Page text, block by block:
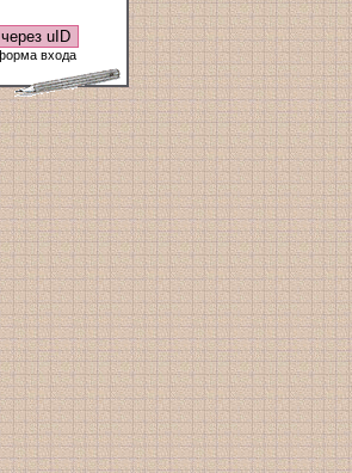
uID
входа